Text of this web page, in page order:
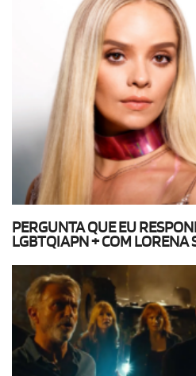
PERGUNTA QUE EU
LGBTQIAPN + COM LORENA